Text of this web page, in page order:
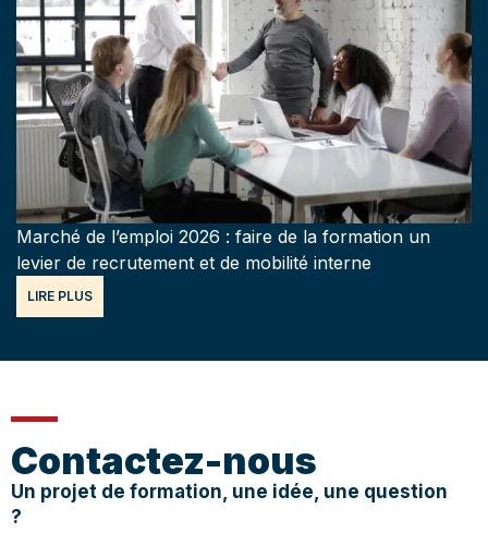
Marché de l’emploi 2026 : faire de la formation un
levier de recrutement et de mobilité interne
LIRE PLUS
Contactez-nous
Un projet de formation, une idée, une question
?